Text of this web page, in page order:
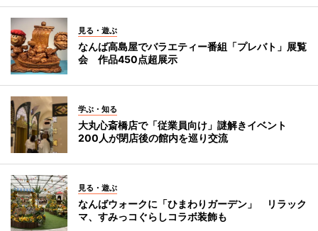
見る・遊ぶ
なんば高島屋でバラエティー番組「プレバト」展覧
会 作品450点超展示
学ぶ・知る
大丸心斎橋店で「従業員向け」謎解きイベント
200人が閉店後の館内を巡り交流
見る・遊ぶ
なんばウォークに「ひまわりガーデン」 リラック
マ、すみっコぐらしコラボ装飾も